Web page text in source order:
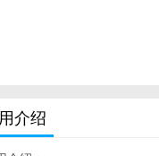
介绍